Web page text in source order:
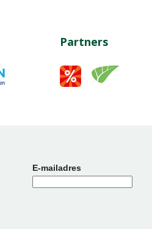
Partners
E-mailadres